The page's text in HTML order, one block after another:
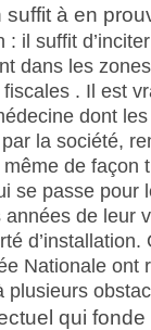
à en
il suffit
dans les
. Il est
dont
la société,
de façon
se passe pour
de leur
Nationale ont
plusieurs
qui